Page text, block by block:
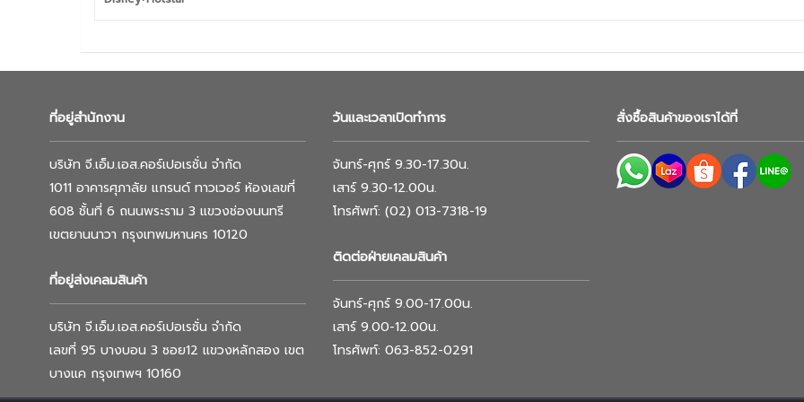
ที่อยู่สำนักงาน
บริษัท จี.เอ็ม.เอส.คอร์เปอเรชั่น จำกัด
1011 อาคารศุภาลัย แกรนด์ ทาวเวอร์ ห้องเลขที่
608 ชั้นที่ 6 ถนนพระราม 3 แขวงช่องนนทรี
เขตยานนาวา กรุงเทพมหานคร 10120
ที่อยู่ส่งเคลมสินค้า
บริษัท จี.เอ็ม.เอส.คอร์เปอเรชั่น จำกัด
เลขที่ 95 บางบอน 3 ซอย12 แขวงหลักสอง เขต
บางแค กรุงเทพฯ 10160
วันและเวลาเปิดทำการ
จันทร์-ศุกร์ 9.30-17.30น.
เสาร์ 9.30-12.00น.
โทรศัพท์: (02) 013-7318-19
ติดต่อฝ่ายเคลมสินค้า
จันทร์-ศุกร์ 9.00-17.00น.
เสาร์ 9.00-12.00น.
โทรศัพท์: 063-852-0291
สั่งซื้อสินค้าของเราได้ที่